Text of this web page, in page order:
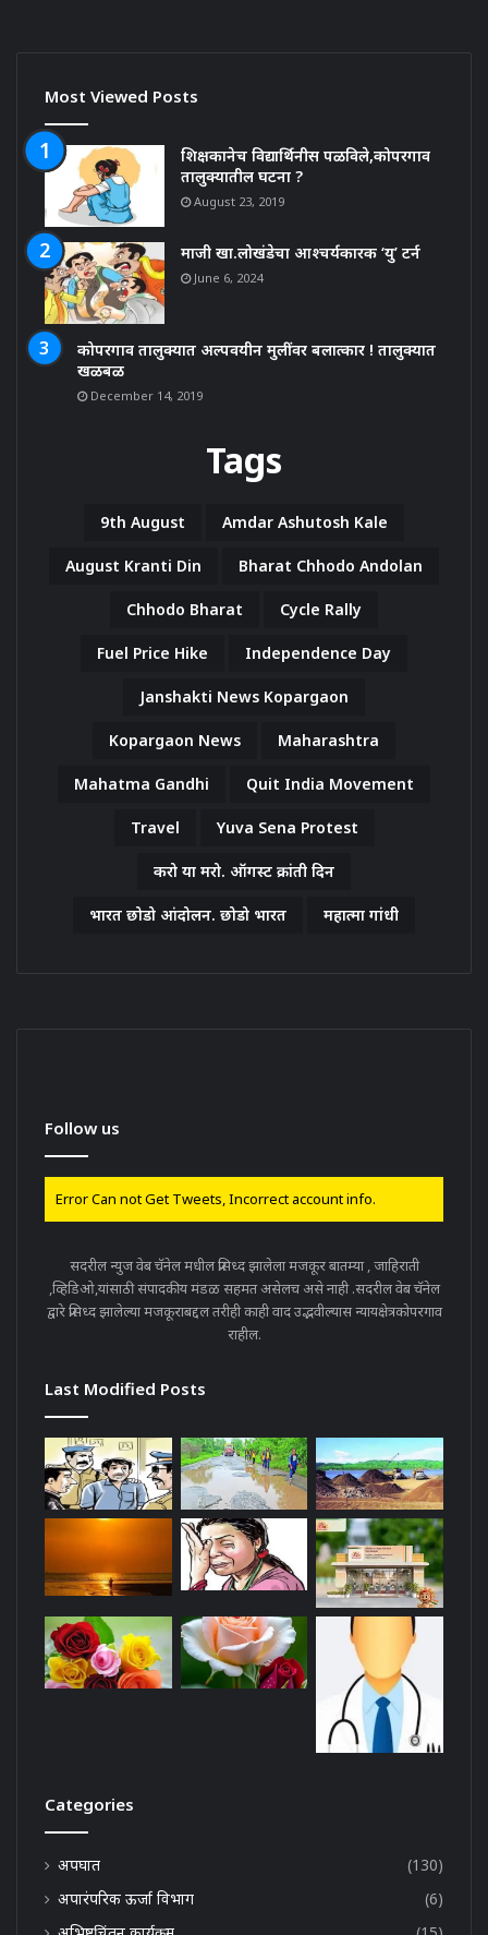
Most Viewed Posts
शिक्षकानेच विद्यार्थिनीस पळविले,कोपरगाव
तालुक्यातील घटना ?
August 23, 2019
माजी खा.लोखंडेचा आश्चर्यकारक ‘यु’ टर्न
June 6, 2024
कोपरगाव तालुक्यात अल्पवयीन मुलींवर बलात्कार ! तालुक्यात
खळबळ
December 14, 2019
Tags
9th August Amdar Ashutosh Kale
August Kranti Din Bharat Chhodo Andolan
Chhodo Bharat Cycle Rally
Fuel Price Hike Independence Day
Janshakti News Kopargaon
Kopargaon News Maharashtra
Mahatma Gandhi Quit India Movement
Travel Yuva Sena Protest
करो या मरो. ऑगस्ट क्रांती दिन
भारत छोडो आंदोलन. छोडो भारत महात्मा गांधी
Follow us
Error Can not Get Tweets, Incorrect account info.
सदरील न्युज वेब चॅनेल मधील प्रसिध्द झालेला मजकूर बातम्या , जाहिराती
,व्हिडिओ,यांसाठी संपादकीय मंडळ सहमत असेलच असे नाही .सदरील वेब चॅनेल
द्वारे प्रसिध्द झालेल्या मजकूराबद्दल तरीही काही वाद उद्भवील्यास न्यायक्षेत्रकोपरगाव
राहील.
Last Modified Posts
Categories
अपघात
(130)
अपारंपरिक ऊर्जा विभाग
(6)